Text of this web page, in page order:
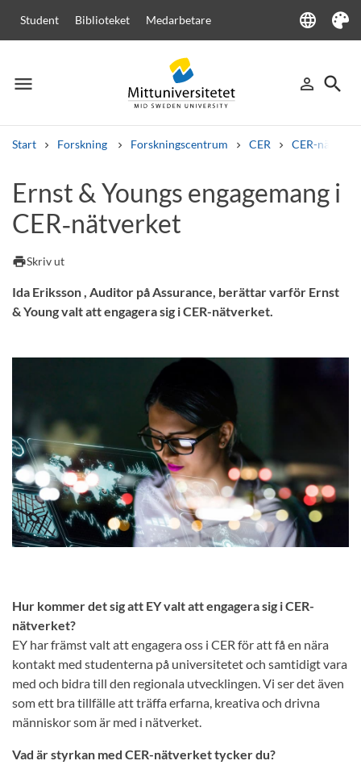
Student Biblioteket Medarbetare language
Language
Tema
menu
Meny person_outline
Logga in
search
Sök
Start Forskning Forskningscentrum CER CER-
Andra söktjänster
Kurser och program Kursplaner
Ernst & Youngs engagemang i
CER‑nätverket
printSkriv ut
Ida Eriksson , Auditor på Assurance, berättar varför Ernst
& Young valt att engagera sig i CER-nätverket.
Hur kommer det sig att EY valt att engagera sig i CER-
nätverket?
EY har främst valt att engagera oss i CER för att få en nära
kontakt med studenterna på universitetet och samtidigt vara
med och bidra till den regionala utvecklingen. Vi ser det även
som ett bra tillfälle att träffa erfarna, kreativa och drivna
människor som är med i nätverket.
Vad är styrkan med CER-nätverket tycker du?